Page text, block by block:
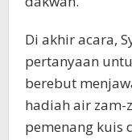
Di akhir acara,
pertanyaan
berebut
hadiah air
pemenang kuis